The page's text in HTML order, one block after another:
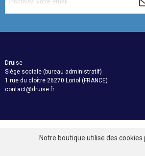
Druise
Siège sociale (bureau administratif)
1 rue du cloître 26270 Loriol (FRANCE)
contact@druise.fr
Notre boutique utilise des